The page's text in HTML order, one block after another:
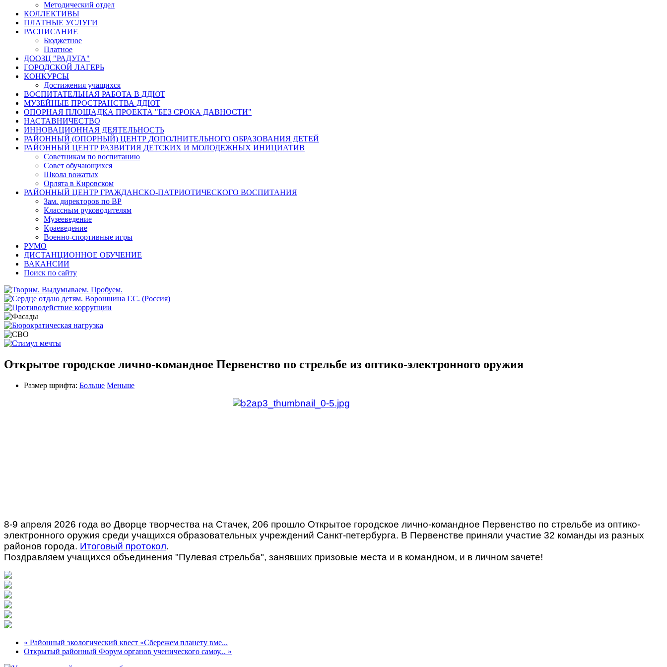
Методический отдел
КОЛЛЕКТИВЫ
ПЛАТНЫЕ УСЛУГИ
РАСПИСАНИЕ
Бюджетное
Платное
ДООЗЦ "РАДУГА"
ГОРОДСКОЙ ЛАГЕРЬ
КОНКУРСЫ
Достижения учащихся
ВОСПИТАТЕЛЬНАЯ РАБОТА В ДДЮТ
МУЗЕЙНЫЕ ПРОСТРАНСТВА ДДЮТ
ОПОРНАЯ ПЛОЩАДКА ПРОЕКТА "БЕЗ СРОКА ДАВНОСТИ"
НАСТАВНИЧЕСТВО
ИННОВАЦИОННАЯ ДЕЯТЕЛЬНОСТЬ
РАЙОННЫЙ (ОПОРНЫЙ) ЦЕНТР ДОПОЛНИТЕЛЬНОГО ОБРАЗОВАНИЯ ДЕТЕЙ
РАЙОННЫЙ ЦЕНТР РАЗВИТИЯ ДЕТСКИХ И МОЛОДЕЖНЫХ ИНИЦИАТИВ
Советникам по воспитанию
Совет обучающихся
Школа вожатых
Орлята в Кировском
РАЙОННЫЙ ЦЕНТР ГРАЖДАНСКО-ПАТРИОТИЧЕСКОГО ВОСПИТАНИЯ
Зам. директоров по ВР
Классным руководителям
Музееведение
Краеведение
Военно-спортивные игры
РУМО
ДИСТАНЦИОННОЕ ОБУЧЕНИЕ
ВАКАНСИИ
Поиск по сайту
Открытое городское лично-командное Первенство по стрельбе из оптико-электронного оружия
Размер шрифта: Больше Меньше
8-9 апреля 2026 года во Дворце творчества на Стачек, 206 прошло Открытое городское лично-командное Первенство по стрельбе из оптико-
электронного оружия среди учащихся образовательных учреждений Санкт-петербурга. В Первенстве приняли участие 32 команды из разных
районов города. Итоговый протокол.
Поздравляем учащихся объединения "Пулевая стрельба", занявших призовые места и в командном, и в личном зачете!
« Районный экологический квест «Сбережем планету вме...
Открытый районный Форум органов ученического самоу... »